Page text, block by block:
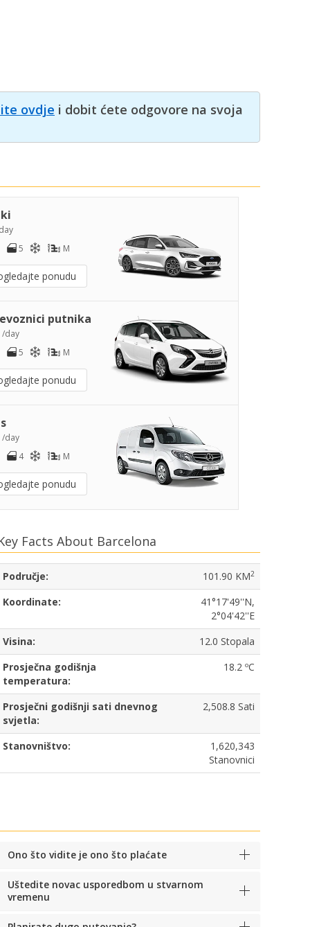
ovdje i dobit ćete odgovore na svoja
5
M
ponudu
putnika
/day
5
M
ponudu
/day
4
M
ponudu
Facts About Barcelona
Područje: 101.90 KM2
Koordinate:
41°17'49''N,
2°04'42''E
Visina:
12.0 Stopala
Prosječna godišnja
temperatura:
18.2 ºC
Prosječni godišnji sati dnevnog
svjetla:
2,508.8 Sati
Stanovništvo:
1,620,343
Stanovnici
Ono što vidite je ono što plaćate
Uštedite novac usporedbom u stvarnom
vremenu